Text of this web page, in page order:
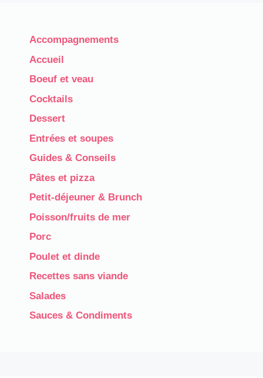
Accompagnements
Accueil
Boeuf et veau
Cocktails
Dessert
Entrées et soupes
Guides & Conseils
Pâtes et pizza
Petit-déjeuner & Brunch
Poisson/fruits de mer
Porc
Poulet et dinde
Recettes sans viande
Salades
Sauces & Condiments​